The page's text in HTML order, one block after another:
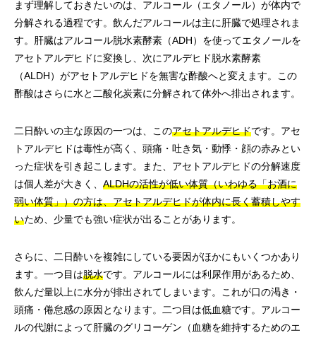
まず理解しておきたいのは、アルコール（エタノール）が体内で
分解される過程です。飲んだアルコールは主に肝臓で処理されま
す。肝臓はアルコール脱水素酵素（ADH）を使ってエタノールを
アセトアルデヒドに変換し、次にアルデヒド脱水素酵素
（ALDH）がアセトアルデヒドを無害な酢酸へと変えます。この
酢酸はさらに水と二酸化炭素に分解されて体外へ排出されます。
二日酔いの主な原因の一つは、このアセトアルデヒドです。アセ
トアルデヒドは毒性が高く、頭痛・吐き気・動悸・顔の赤みとい
った症状を引き起こします。また、アセトアルデヒドの分解速度
は個人差が大きく、 ALDHの活性が低い体質（いわゆる「お酒に
弱い体質」）の方は、アセトアルデヒドが体内に長く蓄積しやす
いため、少量でも強い症状が出ることがあります。
さらに、二日酔いを複雑にしている要因がほかにもいくつかあり
ます。一つ目は脱水です。アルコールには利尿作用があるため、
飲んだ量以上に水分が排出されてしまいます。これが口の渇き・
頭痛・倦怠感の原因となります。二つ目は低血糖です。アルコー
ルの代謝によって肝臓のグリコーゲン（血糖を維持するためのエ